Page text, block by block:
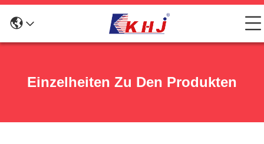
Einzelheiten Zu Den Produkten